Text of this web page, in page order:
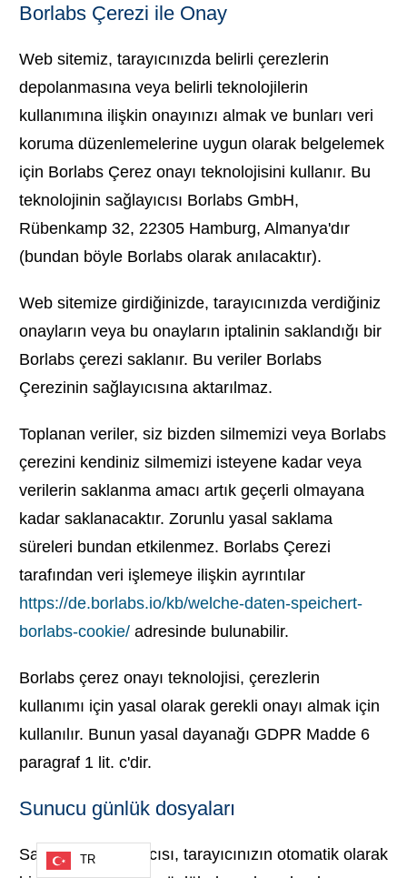
Borlabs Çerezi ile Onay
Web sitemiz, tarayıcınızda belirli çerezlerin
depolanmasına veya belirli teknolojilerin
kullanımına ilişkin onayınızı almak ve bunları veri
koruma düzenlemelerine uygun olarak belgelemek
için Borlabs Çerez onayı teknolojisini kullanır. Bu
teknolojinin sağlayıcısı Borlabs GmbH,
Rübenkamp 32, 22305 Hamburg, Almanya'dır
(bundan böyle Borlabs olarak anılacaktır).
Web sitemize girdiğinizde, tarayıcınızda verdiğiniz
onayların veya bu onayların iptalinin saklandığı bir
Borlabs çerezi saklanır. Bu veriler Borlabs
Çerezinin sağlayıcısına aktarılmaz.
Toplanan veriler, siz bizden silmemizi veya Borlabs
çerezini kendiniz silmemizi isteyene kadar veya
verilerin saklanma amacı artık geçerli olmayana
kadar saklanacaktır. Zorunlu yasal saklama
süreleri bundan etkilenmez. Borlabs Çerezi
tarafından veri işlemeye ilişkin ayrıntılar
https://de.borlabs.io/kb/welche-daten-speichert-
borlabs-cookie/ adresinde bulunabilir.
Borlabs çerez onayı teknolojisi, çerezlerin
kullanımı için yasal olarak gerekli onayı almak için
kullanılır. Bunun yasal dayanağı GDPR Madde 6
paragraf 1 lit. c'dir.
Sunucu günlük dosyaları
Sayfaların sağlayıcısı, tarayıcınızın otomatik olarak
TR